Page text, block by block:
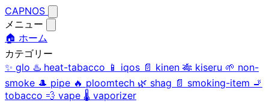
CAPNOS
メニュー
🏠 ホーム
カテゴリー
✨ glo ♨️ heat-tabacco 📱 iqos 📄 kinen 🎋 kiseru 🌱 non-
smoke 🎩 pipe 🔥 ploomtech 🌿 shag 📄 smoking-item 🚬
tobacco 💨 vape 🌡️ vaporizer